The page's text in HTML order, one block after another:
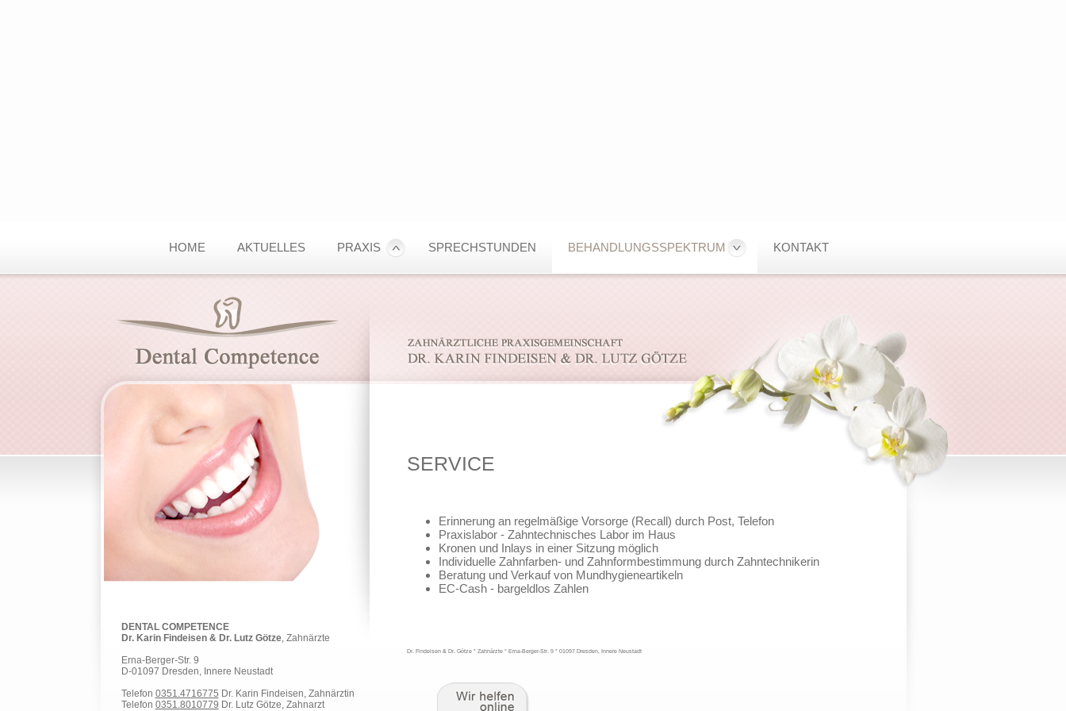
HOME AKTUELLES PRAXIS SPRECHSTUNDEN BEHANDLUNGSSPEKTRUM KONTAKT
DENTAL COMPETENCE
Dr. Karin Findeisen & Dr. Lutz Götze, Zahnärzte
Erna-Berger-Str. 9
D-01097 Dresden, Innere Neustadt
Telefon 0351.4716775 Dr. Karin Findeisen, Zahnärztin
Telefon 0351.8010779 Dr. Lutz Götze, Zahnarzt
SERVICE
Erinnerung an regelmäßige Vorsorge (Recall) durch Post, Telefon
Praxislabor - Zahntechnisches Labor im Haus
Kronen und Inlays in einer Sitzung möglich
Individuelle Zahnfarben- und Zahnformbestimmung durch Zahntechnikerin
Beratung und Verkauf von Mundhygieneartikeln
EC-Cash - bargeldlos Zahlen
Dr. Findeisen & Dr. Götze * Zahnärzte * Erna-Berger-Str. 9 * 01097 Dresden, Innere Neustadt